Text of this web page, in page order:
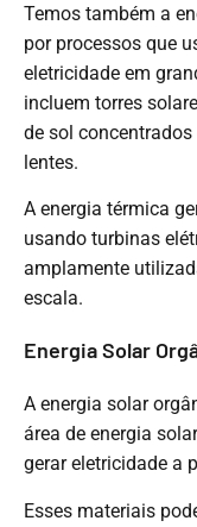
Temos também a
por processos que
eletricidade em
incluem torres
de sol
lentes.
A energia térmica
usando turbinas
amplamente
escala.
Energia Solar
A energia solar
área de energia
gerar eletricidade a
Esses materiais